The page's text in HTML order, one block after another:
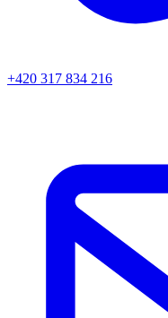
+420 317 834 216